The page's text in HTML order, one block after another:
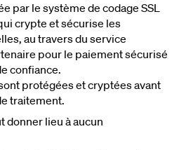
par le système de codage SSL
crypte et sécurise les
au travers du service
pour le paiement sécurisé
confiance.
protégées et cryptées avant
traitement.
donner lieu à aucun